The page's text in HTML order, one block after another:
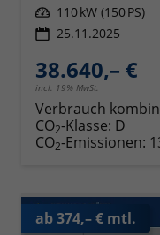
Leistung 110 kW (150 PS)
25.11.2025
38.640,– €
incl. 19% MwSt.
Verbrauch
CO2-Klasse: D
CO2-Emissionen:
ab 374,– € mtl.